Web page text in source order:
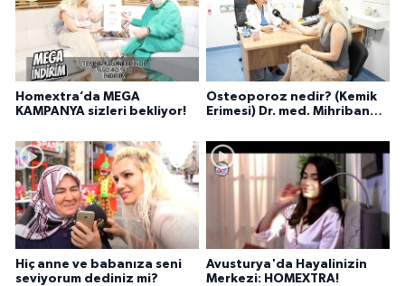
Homextra’da MEGA
KAMPANYA sizleri bekliyor!
Osteoporoz nedir? (Kemik
Erimesi) Dr. med. Mihriban
Hiç anne ve babanıza seni
seviyorum dediniz mi?
Avusturya'da Hayalinizin
Merkezi: HOMEXTRA!